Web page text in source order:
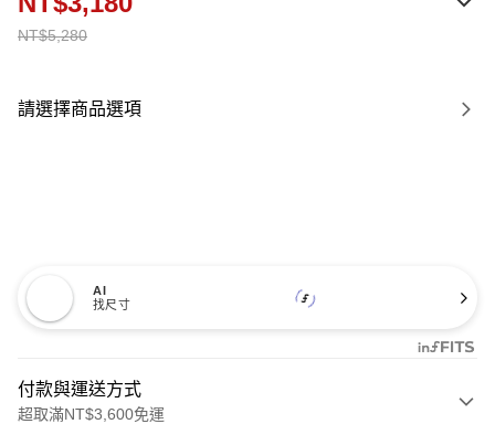
NT$5,280
請選擇商品選項
AI
找尺寸
付款與運送方式
超取滿NT$3,600免運